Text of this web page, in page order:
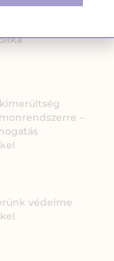
–
védelme